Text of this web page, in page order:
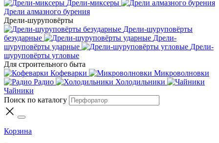
Дрели-миксеры
Дрели алмазного бурения
Дрели-шуруповёрты
Дрели-шуруповёрты
безударные
Дрели-
шуруповёрты ударные
Дрели-
шуруповёрты угловые
Для строительного быта
Кофеварки
Микроволновки
Радио
Холодильники
Чайники
Поиск по каталогу
Корзина